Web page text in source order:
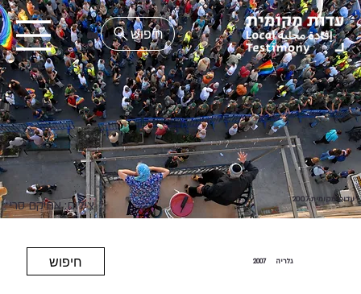
חיפוש EN
עדות מקומית 2007 צילום: אחיקם סרי
גלריה 2007 חיפוש